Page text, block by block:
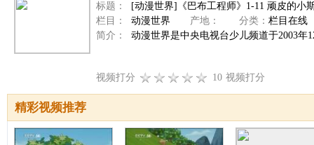
标题：
[动漫世界]《巴布工程师》1-11 顽皮的小
栏目：
动漫世界 产地： 分类： 栏目在线
简介：
动漫世界是中央电视台少儿频道于2003年
视频打分 10 视频打分
精彩视频推荐